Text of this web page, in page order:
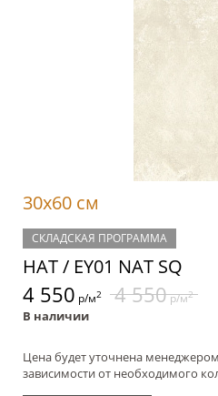
30x60 см
СКЛАДСКАЯ ПРОГРАММА
НАТ / EY01 NAT SQ
4 550 р/м2 4 550р/м2
В наличии
Цена будет уточнена
зависимости от необходимого